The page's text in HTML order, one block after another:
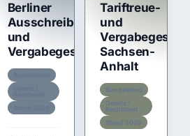
Berliner
Ausschreibungs-
und
Vergabegesetz
Tariftreue-
und
Vergabegesetz
Sachsen-
Anhalt
Bundesland
Gesetz /
Rechtstext
Stand 2026